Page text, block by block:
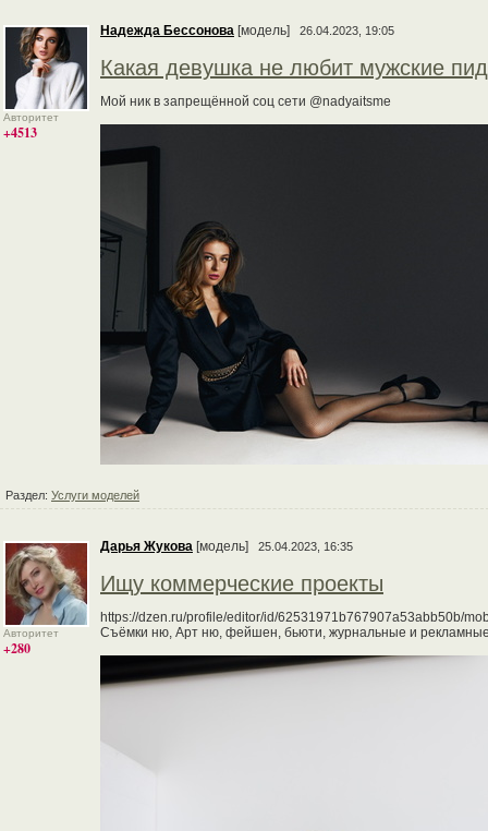
Авторитет
+4513
Надежда Бессонова [модель] 26.04.2023, 19:05
Какая девушка не любит мужские
Мой ник в запрещённой соц сети @nadyaitsme
Раздел: Услуги моделей
Авторитет
+280
Дарья Жукова [модель] 25.04.2023, 16:35
Ищу коммерческие проекты
https://dzen.ru/profile/editor/id/62531971b767907a53abb50b/
Съёмки ню, Арт ню, фейшен, бьюти, журнальные и